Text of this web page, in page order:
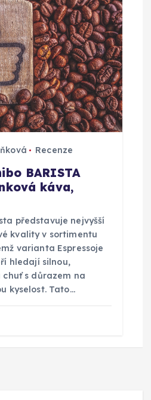
Recenze
BARISTA
káva,
představuje nejvyšší
kvality v sortimentu
varianta Espressoje
hledají silnou,
chuť s důrazem na
kyselost. Tato…